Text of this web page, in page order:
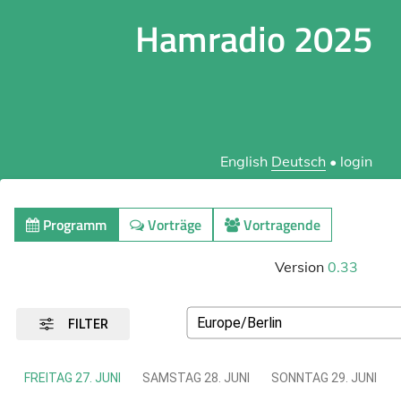
Hamradio 2025
English Deutsch • login
Programm Vorträge Vortragende
Version 0.33